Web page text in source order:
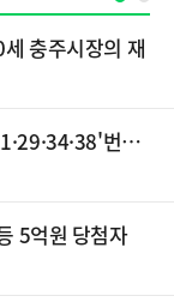
충주시장의 재
번…
5억원 당첨자